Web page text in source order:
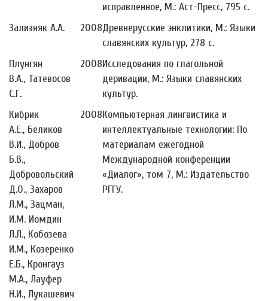
исправленное, М.: Аст-Пресс, 795 с.
Зализняк А.А.
2008Древнерусские энклитики, М.: Языки
славянских культур, 278 с.
Плунгян
В.А., Татевосов
С.Г.
2008Исследования по глагольной
деривации, М.: Языки славянских
культур.
Кибрик
А.Е., Беликов
В.И., Добров
Б.В.,
Добровольский
Д.О., Захаров
Л.М., Зацман,
И.М. Иомдин
Л.Л., Кобозева
И.М., Козеренко
Е.Б., Кронгауз
М.А., Лауфер
Н.И., Лукашевич
2008Компьютерная лингвистика и
интеллектуальные технологии: По
материалам ежегодной
Международной конференции
«Диалог», том 7, М.: Издательство
РГГУ.